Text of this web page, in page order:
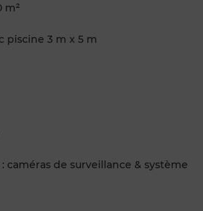
m²
piscine 3 m x 5 m
caméras de surveillance & système